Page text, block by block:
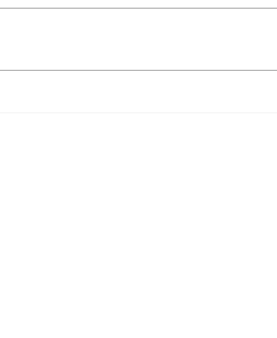
Un ragazzo è quasi niente